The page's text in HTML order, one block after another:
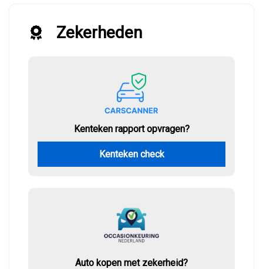
Zekerheden
Kenteken rapport opvragen?
Kenteken check
Auto kopen met zekerheid?